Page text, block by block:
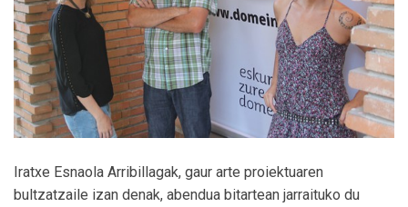
Iratxe Esnaola Arribillagak, gaur arte proiektuaren
bultzatzaile izan denak, abendua bitartean jarraituko du